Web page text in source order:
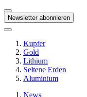
Newsletter abonnieren
Kupfer
Gold
Lithium
Seltene Erden
Aluminium
News